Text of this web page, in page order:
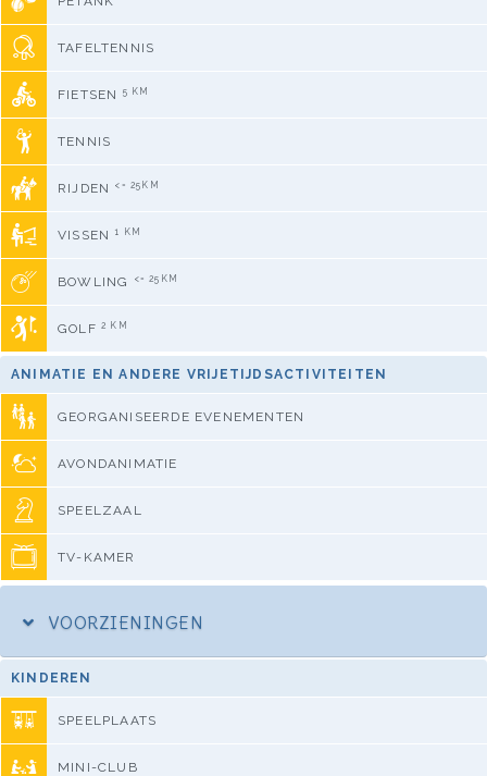
TAFELTENNIS
FIETSEN 5 KM
TENNIS
RIJDEN <= 25KM
VISSEN 1 KM
BOWLING <= 25KM
GOLF 2 KM
ANIMATIE EN ANDERE VRIJETIJDSACTIVITEITEN
GEORGANISEERDE EVENEMENTEN
AVONDANIMATIE
SPEELZAAL
TV-KAMER
VOORZIENINGEN
KINDEREN
SPEELPLAATS
MINI-CLUB